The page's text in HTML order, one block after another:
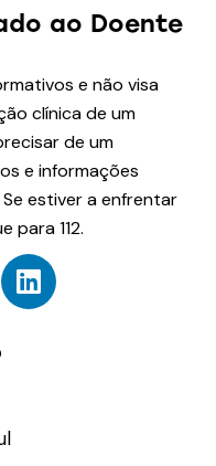
ao Doente
e não visa
clínica de um
de um
e informações
estiver a enfrentar
para 112.